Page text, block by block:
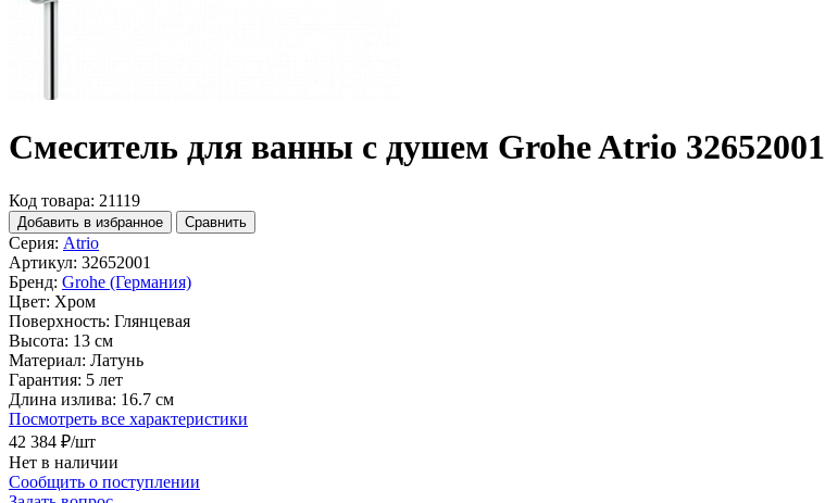
Смеситель для ванны с душем Grohe Atrio 32652001
Код товара: 21119
Добавить в избранное Сравнить
Серия: Atrio
Артикул: 32652001
Бренд: Grohe (Германия)
Цвет: Хром
Поверхность: Глянцевая
Высота: 13 см
Материал: Латунь
Гарантия: 5 лет
Длина излива: 16.7 см
Посмотреть все характеристики
42 384 ₽/шт
Нет в наличии
Сообщить о поступлении